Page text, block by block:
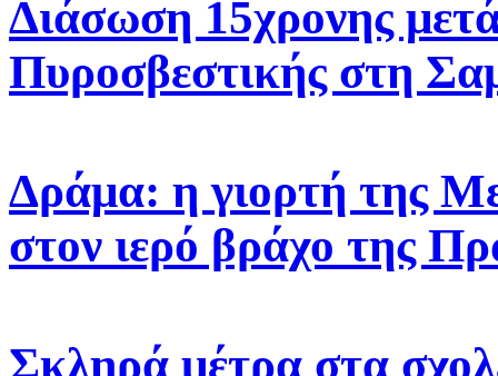
Διάσωση 15χρονης
Πυροσβεστικής στη
Δράμα: η γιορτή της
στον ιερό βράχο της
Σκληρά μέτρα στα